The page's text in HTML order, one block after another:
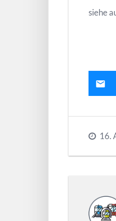
siehe
16.